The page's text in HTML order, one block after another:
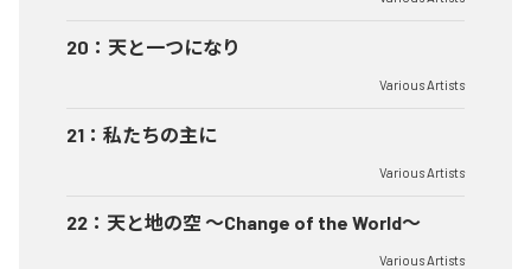
20 ： 天と一つになり
Various Artists
21 ： 私たちの主に
Various Artists
22 ： 天と地の空 〜Change of the World〜
Various Artists